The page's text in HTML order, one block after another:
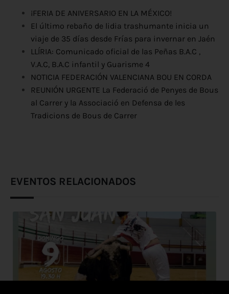
¡FERIA DE ANIVERSARIO EN LA MÉXICO!
El último rebaño de lidia trashumante inicia un
viaje de 35 días desde Frías para invernar en Jaén
LLÍRIA: Comunicado oficial de las Peñas B.A.C ,
V.A.C, B.A.C infantil y Guarisme 4
NOTICIA FEDERACIÓN VALENCIANA BOU EN CORDA
REUNIÓN URGENTE La Federació de Penyes de Bous
al Carrer y la Associació en Defensa de les
Tradicions de Bous de Carrer
EVENTOS RELACIONADOS